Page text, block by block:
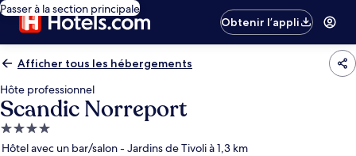
Passer à la section principale
Obtenir l’appli
Afficher tous les hébergements
Hôte professionnel
Scandic Norreport
Hébergement
4.0 étoiles
Hôtel avec un bar/salon - Jardins de Tivoli à 1,3 km